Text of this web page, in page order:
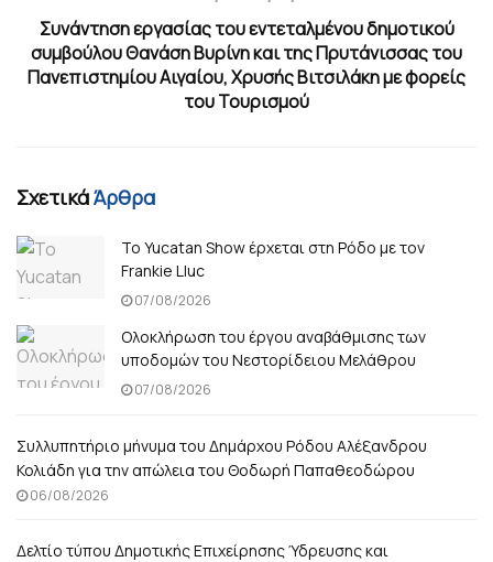
Συνάντηση εργασίας του εντεταλμένου δημοτικού
συμβούλου Θανάση Βυρίνη και της Πρυτάνισσας του
Πανεπιστημίου Αιγαίου, Χρυσής Βιτσιλάκη με φορείς
του Τουρισμού
ΣχετικάΆρθρα
Το Yucatan Show έρχεται στη Ρόδο με τον
Frankie Lluc
07/08/2026
Ολοκλήρωση του έργου αναβάθμισης των
υποδομών του Νεστορίδειου Μελάθρου
07/08/2026
Συλλυπητήριο μήνυμα του Δημάρχου Ρόδου Αλέξανδρου
Κολιάδη για την απώλεια του Θοδωρή Παπαθεοδώρου
06/08/2026
Δελτίο τύπου Δημοτικής Επιχείρησης Ύδρευσης και